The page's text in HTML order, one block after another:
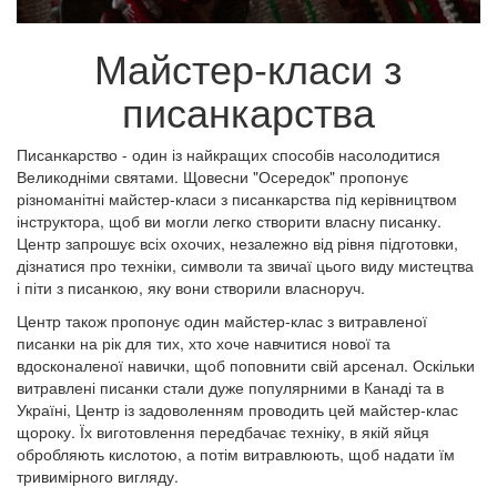
Майстер-класи з
писанкарства
Писанкарство - один із найкращих способів насолодитися
Великодніми святами. Щовесни "Осередок" пропонує
різноманітні майстер-класи з писанкарства під керівництвом
інструктора, щоб ви могли легко створити власну писанку.
Центр запрошує всіх охочих, незалежно від рівня підготовки,
дізнатися про техніки, символи та звичаї цього виду мистецтва
і піти з писанкою, яку вони створили власноруч.
Центр також пропонує один майстер-клас з витравленої
писанки на рік для тих, хто хоче навчитися нової та
вдосконаленої навички, щоб поповнити свій арсенал. Оскільки
витравлені писанки стали дуже популярними в Канаді та в
Україні, Центр із задоволенням проводить цей майстер-клас
щороку. Їх виготовлення передбачає техніку, в якій яйця
обробляють кислотою, а потім витравлюють, щоб надати їм
тривимірного вигляду.